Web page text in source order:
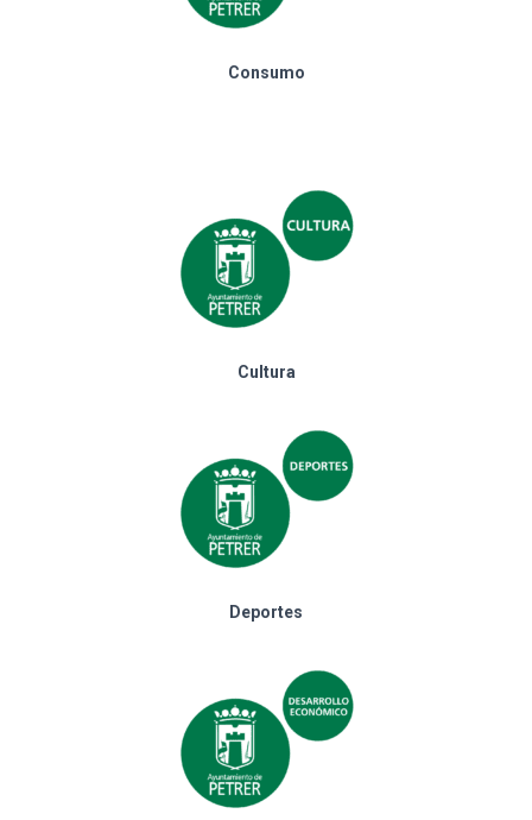
Consumo
Cultura
Deportes